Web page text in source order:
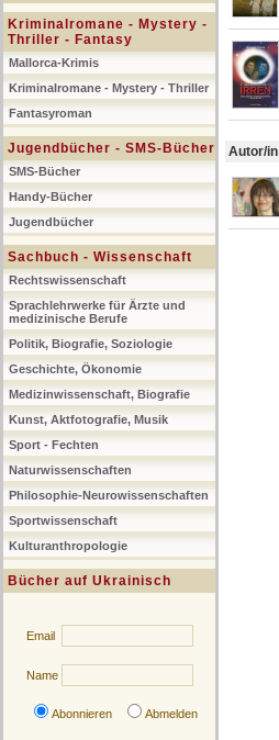
Kriminalromane - Mystery -
Thriller - Fantasy
Mallorca-Krimis
Kriminalromane - Mystery - Thriller
Fantasyroman
Jugendbücher - SMS-Bücher
SMS-Bücher
Handy-Bücher
Jugendbücher
Sachbuch - Wissenschaft
Rechtswissenschaft
Sprachlehrwerke für Ärzte und
medizinische Berufe
Politik, Biografie, Soziologie
Geschichte, Ökonomie
Medizinwissenschaft, Biografie
Kunst, Aktfotografie, Musik
Sport - Fechten
Naturwissenschaften
Philosophie-Neurowissenschaften
Sportwissenschaft
Kulturanthropologie
Bücher auf Ukrainisch
Email
Name
Abonnieren Abmelden
Autor/in